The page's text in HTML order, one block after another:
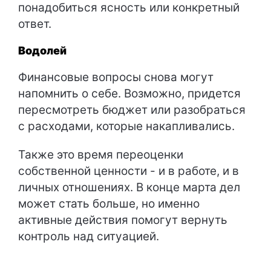
понадобиться ясность или конкретный
ответ.
Водолей
Финансовые вопросы снова могут
напомнить о себе. Возможно, придется
пересмотреть бюджет или разобраться
с расходами, которые накапливались.
Также это время переоценки
собственной ценности - и в работе, и в
личных отношениях. В конце марта дел
может стать больше, но именно
активные действия помогут вернуть
контроль над ситуацией.